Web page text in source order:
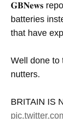
𝐆𝐁𝐍𝐞𝐰𝐬
batteries
that have
Well done to
nutters.
BRITAIN IS